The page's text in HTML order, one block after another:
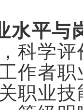
水平与
科学
作者
职业